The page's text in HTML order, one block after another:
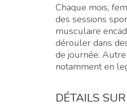
Chaque mois,
des sessions
musculaire
dérouler dans
de journée.
notamment en
DÉTAILS